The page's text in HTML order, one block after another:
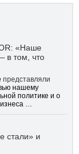
«Наше
в том, что
представляли
нашему
политике и о
…
стали» и